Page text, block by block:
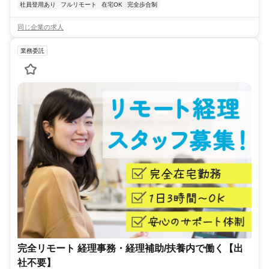
社員登用あり フルリモート 在宅OK 完全歩合制
同じ企業の求人
業務委託
完全リモート 経理事務・経理補助/扶養内で働く【出
社不要】